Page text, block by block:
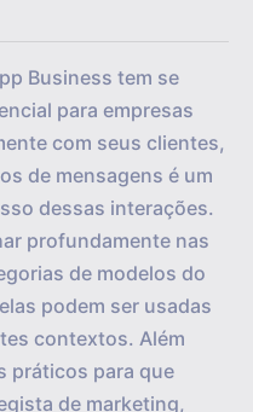
Business tem se
para empresas
com seus clientes,
de mensagens é um
dessas interações.
profundamente nas
de modelos do
podem ser usadas
contextos. Além
práticos para que
de marketing,